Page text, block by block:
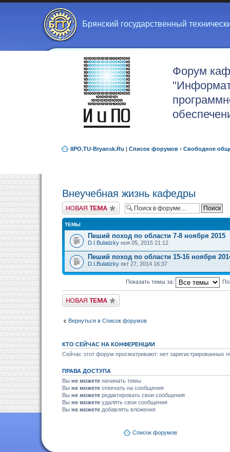
Брянский государственный
Форум
IIPO.TU-Bryansk.Ru | Список форумов ‹ Свободное
Внеучебная жизнь кафедры
Новая тема
ТЕМЫ
Пеший поход по области 7-8 ноября 2015
D.I.Bulatizky ноя 05, 2015 21:12
Пеший поход по области 15-16 ноября
D.I.Bulatizky окт 27, 2014 16:37
Показать темы за:
Новая тема
Вернуться в Список форумов
КТО СЕЙЧАС НА КОНФЕРЕНЦИИ
Сейчас этот форум просматривают: нет зарегистрированных
ПРАВА ДОСТУПА
Вы не можете начинать темы
Вы не можете отвечать на сообщения
Вы не можете редактировать свои сообщения
Вы не можете удалять свои сообщения
Вы не можете добавлять вложения
Список форумов